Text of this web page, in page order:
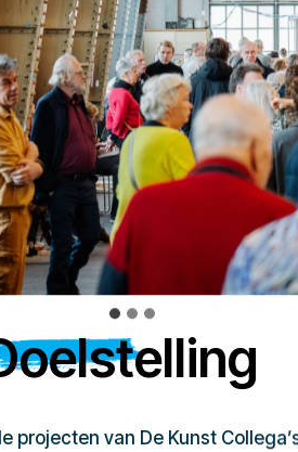
projecten van De Kunst